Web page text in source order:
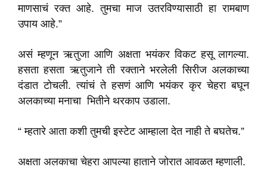
माणसाचं रक्त आहे. तुमचा माज उतरविण्यासाठी हा रामबाण
उपाय आहे.”
असं म्हणून ऋतुजा आणि अक्षता भयंकर विकट हसू लागल्या.
हसता हसता ऋतुजाने ती रक्ताने भरलेली सिरीज अलकाच्या
दंडात टोचली. त्यांचं ते हसणं आणि भयंकर कृर चेहरा बघून
अलकाच्या मनाचा भितीने थरकाप उडाला.
“ म्हतारे आता कशी तुमची इस्टेट आम्हाला देत नाही ते बघतेच.”
अक्षता अलकाचा चेहरा आपल्या हाताने जोरात आवळत म्हणाली.